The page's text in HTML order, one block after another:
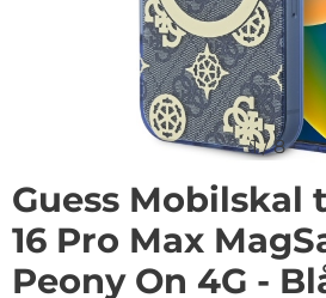
1/8
Guess Mobilskal
16 Pro Max
Peony On 4G -